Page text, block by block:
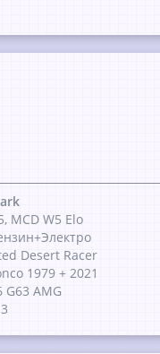
MCD W5 Elo
Desert Racer
1979 + 2021
G63 AMG